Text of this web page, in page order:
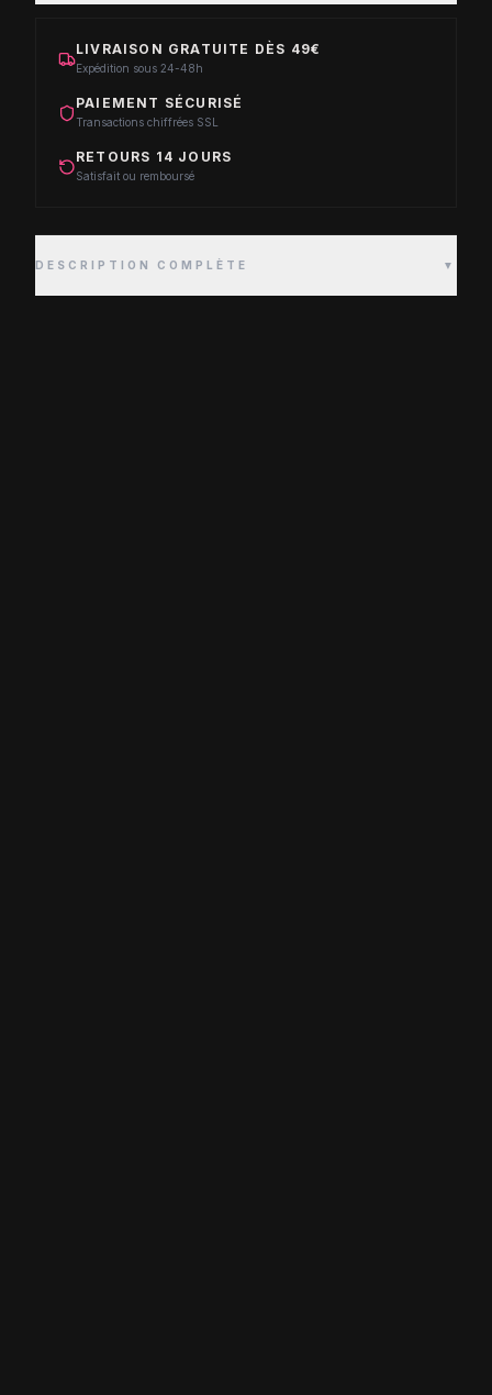
LIVRAISON GRATUITE DÈS 49€
Expédition sous 24-48h
PAIEMENT SÉCURISÉ
Transactions chiffrées SSL
RETOURS 14 JOURS
Satisfait ou remboursé
DESCRIPTION COMPLÈTE ▼